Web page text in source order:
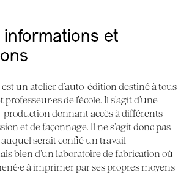
informations et
est un atelier d’auto-édition destiné à tous
de l’école. Il s’agit d’une
production donnant accès à différents
et de façonnage. Il ne s’agit donc pas
auquel serait confié un travail
bien d’un laboratoire de fabrication où
à imprimer par ses propres moyens